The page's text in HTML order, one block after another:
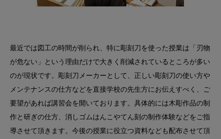
最近では図工の時間が削られ、特に彫刻刀を使った授業は「刃物
が危ない」という理由だけで大きく削減されているところが多い
のが現状です。彫刻刀メーカーとして、正しい彫刻刀の使い方や
メンテナンスの仕方などを直接学校の先生方にお伝えすべく、ご
要望があれば講習会を開いております。具体的には木彫作品の制
作と研ぎの仕方、消しゴムはんこやてん刻の制作体験などをご指
導させて頂きます。今後の授業に役立つ資料なども配布させて頂